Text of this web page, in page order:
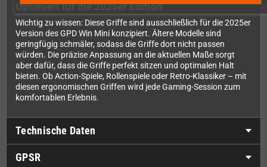
Optimiert für die 2025er Edition
Wichtig zu wissen: Diese Griffe sind ausschließlich für die 2025er
Version des GPD Win Mini konzipiert. Ältere Modelle sind
geringfügig schmäler, sodass die Griffe dort nicht passen
würden. Die präzise Anpassung an die aktuellen Maße sorgt
aber dafür, dass die Griffe perfekt sitzen und optimalen Halt
bieten. Ob Action-Spiele, Rollenspiele oder Retro-Klassiker – mit
diesen ergonomischen Griffen wird jede Gaming-Session zum
komfortablen Erlebnis.
Technische Daten
GPSR